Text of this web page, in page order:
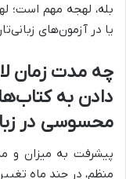
بله، لهجه مهم است؛
یا در آزمون‌های
چه مدت زمان
دادن به
محسوسی در
پیشرفت به میزان و
منظم، در چند ماه